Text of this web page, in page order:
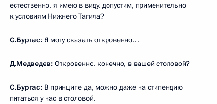
естественно, я имею в виду, допустим, применительно
к условиям Нижнего Тагила?
С.Бургас: Я могу сказать откровенно…
Д.Медведев: Откровенно, конечно, в вашей столовой?
С.Бургас: В принципе да, можно даже на стипендию
питаться у нас в столовой.